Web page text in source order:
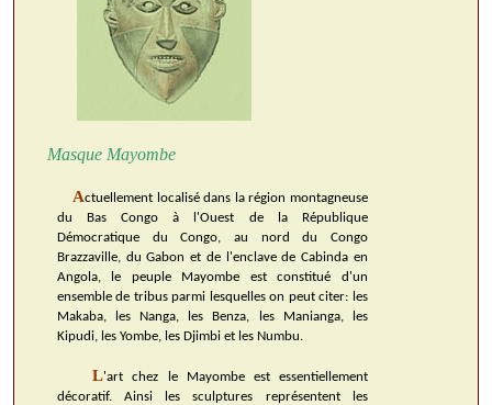
Masque Mayombe
Actuellement localisé dans la région montagneuse
du Bas Congo à l'Ouest de la République
Démocratique du Congo, au nord du Congo
Brazzaville, du Gabon et de l'enclave de Cabinda en
Angola, le peuple Mayombe est constitué d'un
ensemble de tribus parmi lesquelles on peut citer: les
Makaba, les Nanga, les Benza, les Manianga, les
Kipudi, les Yombe, les Djimbi et les Numbu.
L'art chez le Mayombe est essentiellement
décoratif. Ainsi les sculptures représentent les